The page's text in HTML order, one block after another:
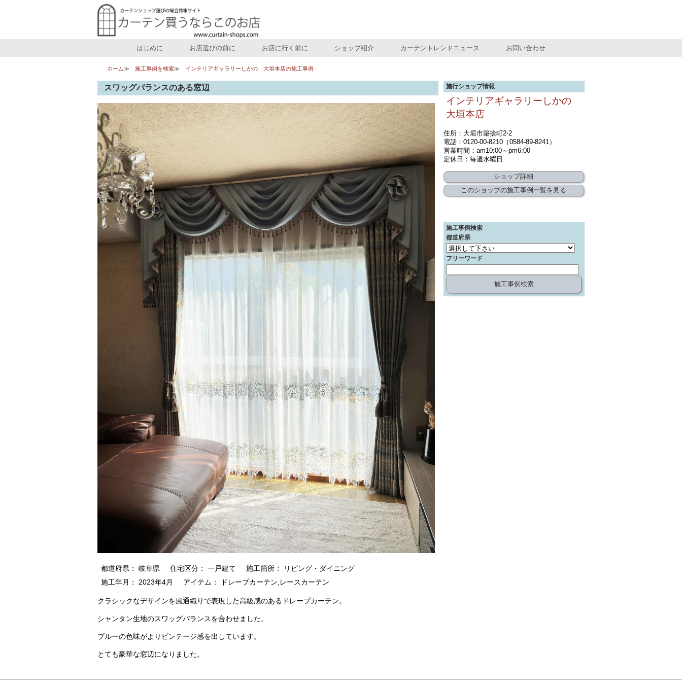
はじめに お店選びの前に お店に行く前に ショップ紹介 カーテントレンドニュース お問い合わせ
ホーム 施工事例を検索 インテリアギャラリーしかの 大垣本店の施工事例
スワッグバランスのある窓辺
都道府県： 岐阜県 住宅区分： 一戸建て
施工箇所： リビング・ダイニング
施工年月： 2023年4月
アイテム： ドレープカーテン,レースカーテン
クラシックなデザインを風通織りで表現した高級感のあるドレープカーテン。
シャンタン生地のスワッグバランスを合わせました。
ブルーの色味がよりビンテージ感を出しています。
とても豪華な窓辺になりました。
施行ショップ情報
インテリアギャラリーしかの
大垣本店
住所：大垣市築捨町2-2
電話：0120-00-8210（0584-89-8241）
営業時間：am10:00～pm6:00
定休日：毎週水曜日
ショップ詳細
このショップの施工事例一覧を見る
施工事例検索
都道府県
フリーワード